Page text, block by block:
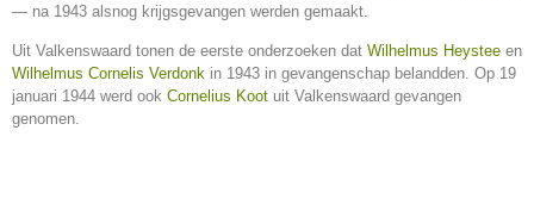
— na 1943 alsnog krijgsgevangen werden gemaakt.
Uit Valkenswaard tonen de eerste onderzoeken dat Wilhelmus Heystee en
Wilhelmus Cornelis Verdonk in 1943 in gevangenschap belandden. Op 19
januari 1944 werd ook Cornelius Koot uit Valkenswaard gevangen
genomen.